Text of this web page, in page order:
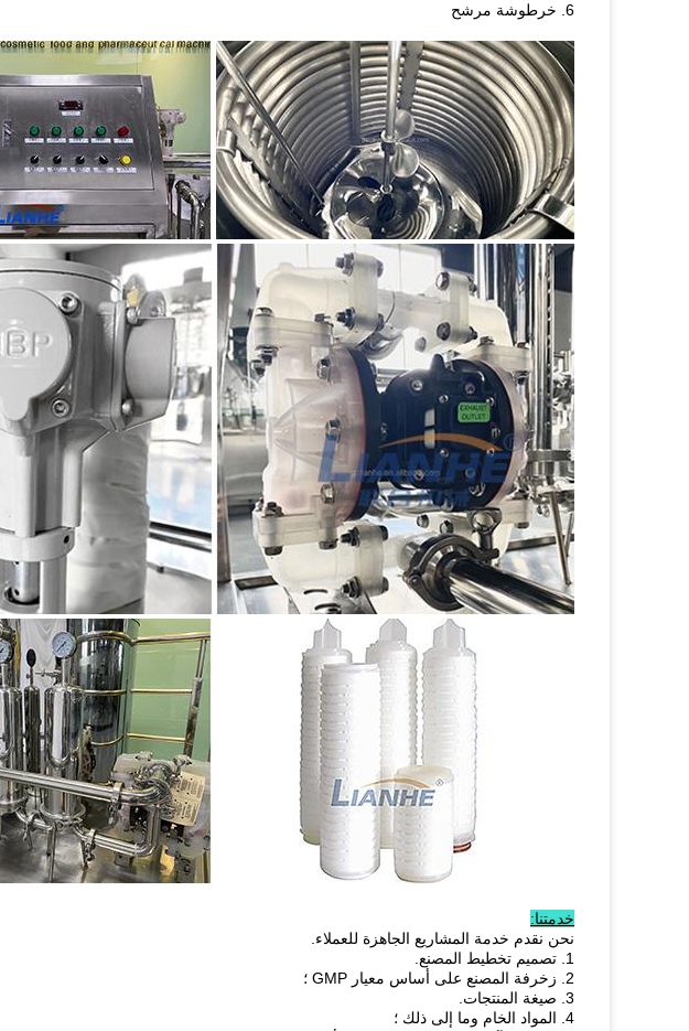
6. خرطوشة مرشح
خدمتنا:
نحن نقدم خدمة المشاريع الجاهزة للعملاء.
1. تصميم تخطيط المصنع.
2. زخرفة المصنع على أساس معيار GMP ؛
3. صيغة المنتجات.
4. المواد الخام وما إلى ذلك ؛